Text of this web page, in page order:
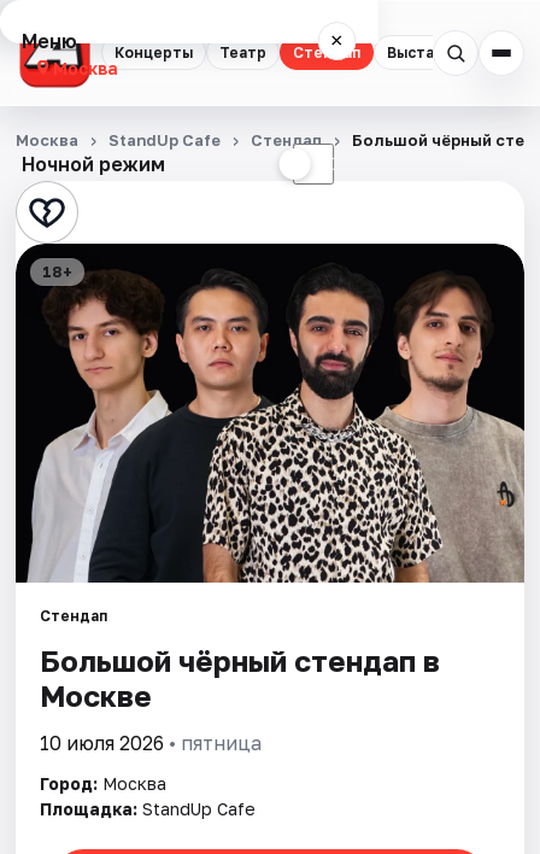
Концерты Театр Стендап Выставки
Меню ×
Москва
Концерты
Театр
Стендап
Выставки
Квесты
Экскурсии
Спорт
События
Площадки
Артисты
Ночной режим ☾
Москва StandUp Cafe Стендап Большой чёрный
18+
Стендап
Большой чёрный стендап в
Москве
10 июля 2026 • пятница
Город: Москва
Площадка: StandUp Cafe